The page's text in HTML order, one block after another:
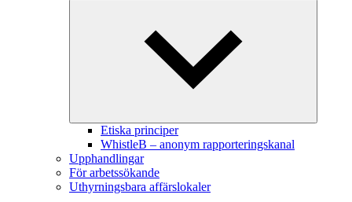
Etiska principer
WhistleB – anonym rapporteringskanal
Upphandlingar
För arbetssökande
Uthyrningsbara affärslokaler